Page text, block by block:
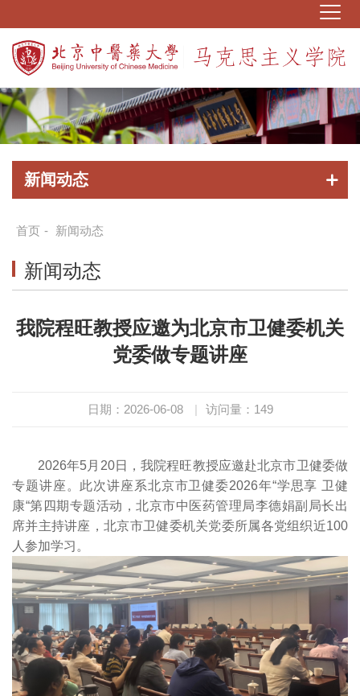
新闻动态
首页 - 新闻动态
新闻动态
我院程旺教授应邀为北京市卫健委机关
党委做专题讲座
日期：2026-06-08 | 访问量： 149
2026年5月20日，我院程旺教授应邀赴北京市卫健委做
专题讲座。此次讲座系北京市卫健委2026年“学思享 卫健
康“第四期专题活动，北京市中医药管理局李德娟副局长出
席并主持讲座，北京市卫健委机关党委所属各党组织近100
人参加学习。